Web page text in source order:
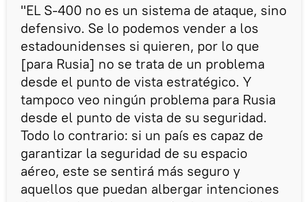
"EL S-400 no es un sistema de ataque, sino
defensivo. Se lo podemos vender a los
estadounidenses si quieren, por lo que
[para Rusia] no se trata de un problema
desde el punto de vista estratégico. Y
tampoco veo ningún problema para Rusia
desde el punto de vista de su seguridad.
Todo lo contrario: si un país es capaz de
garantizar la seguridad de su espacio
aéreo, este se sentirá más seguro y
aquellos que puedan albergar intenciones